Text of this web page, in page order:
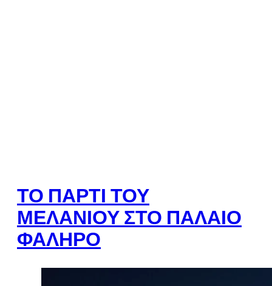
ΤΟ ΠΆΡΤΙ ΤΟΥ
ΜΕΛΑΝΙΟΎ ΣΤΟ ΠΑΛΑΙΌ
ΦΆΛΗΡΟ